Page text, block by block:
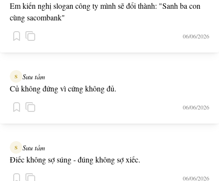
Em kiến nghị slogan công ty mình sẽ đổi thành: "Sanh ba con
cùng sacombank"
06/06/2026
S Sưu tầm
Củ không đứng vì cứng không đủ.
06/06/2026
S Sưu tầm
Điếc không sợ súng - đúng không sợ xiếc.
06/06/2026